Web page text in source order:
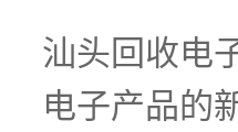
汕头回收电
电子产品的